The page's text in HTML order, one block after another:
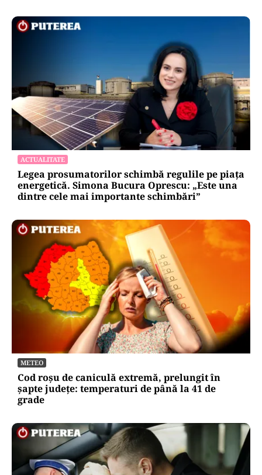
ACTUALITATE
Legea prosumatorilor schimbă regulile pe piața
energetică. Simona Bucura Oprescu: „Este una
dintre cele mai importante schimbări”
METEO
Cod roșu de caniculă extremă, prelungit în
șapte județe: temperaturi de până la 41 de
grade